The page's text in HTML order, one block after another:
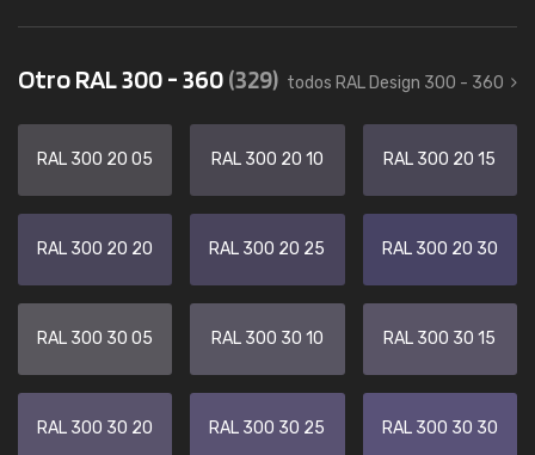
Otro RAL 300 - 360(329) todos RAL Design 300 - 360
RAL 300 20 05 RAL 300 20 10 RAL 300 20 15
RAL 300 20 20 RAL 300 20 25 RAL 300 20 30
RAL 300 30 05 RAL 300 30 10 RAL 300 30 15
RAL 300 30 20 RAL 300 30 25 RAL 300 30 30